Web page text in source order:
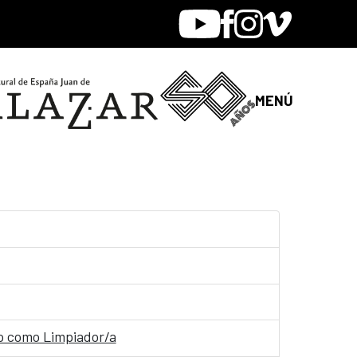
YoutubeFacebook
Instagram
Vimeo
MENÚ
como Limpiador/a